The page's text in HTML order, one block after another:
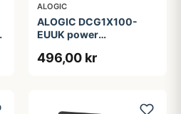
ALOGIC
ALOGIC DCG1X100-
EUUK power
496,00 kr